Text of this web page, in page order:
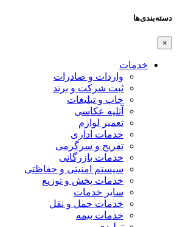
دسته‌بندی‌ها
×
خدمات
واردات و صادرات
ثبت شرکت و برند
چاپ و تبلیغات
آتلیه عکاسی
تعمیر لوازم
خدمات اداری
تفریح و سرگرمی
خدمات بازرگانی
سیستم امنیتی و حفاظتی
خدمات پخش و توزیع
سایر خدمات
خدمات حمل و نقل
خدمات بیمه